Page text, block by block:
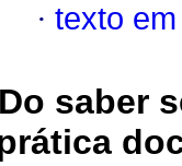
· texto
Do saber